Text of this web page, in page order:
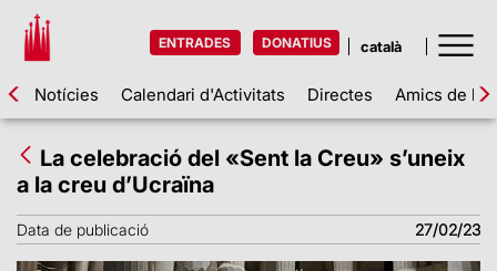
ENTRADES DONATIUS
Notícies Calendari d'Activitats Directes Amics de la
La celebració del «Sent la Creu» s’uneix
a la creu d’Ucraïna
Data de publicació 27/02/23